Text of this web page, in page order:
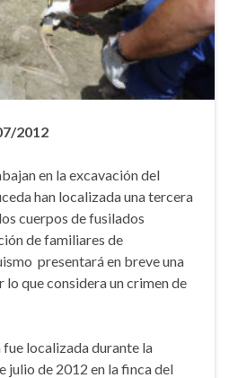
2012
en la excavación del
han localizada una tercera
cuerpos de fusilados
de familiares de
presentará en breve una
lo que considera un crimen de
localizada durante la
julio de 2012 en la finca del